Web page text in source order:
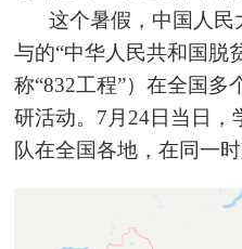
这个暑假，中国人
与的“中华人民共和国脱
称“832工程”）在全国多
研活动。7月24日当日，
队在全国各地，在同一